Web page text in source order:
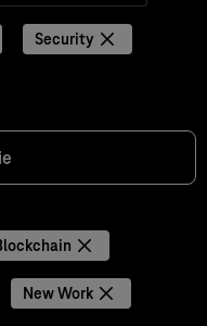
Security
New Work